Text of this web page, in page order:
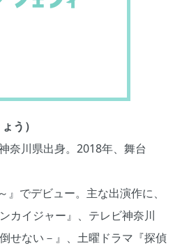
う）
奈川県出身。2018年、舞台
』でデビュー。主な出演作に、
カイジャー』、テレビ神奈川
せない－』、土曜ドラマ『探偵